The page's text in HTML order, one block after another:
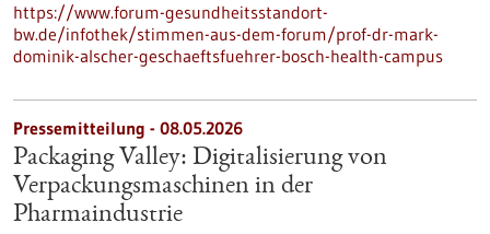
https://www.forum-gesundheitsstandort-
bw.de/infothek/stimmen-aus-dem-forum/prof-dr-mark-
dominik-alscher-geschaeftsfuehrer-bosch-health-campus
Pressemitteilung - 08.05.2026
Packaging Valley: Digitalisierung von
Verpackungsmaschinen in der
Pharmaindustrie